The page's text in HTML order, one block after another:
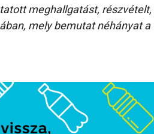
meghallgatást,
mely bemutat néhányat a